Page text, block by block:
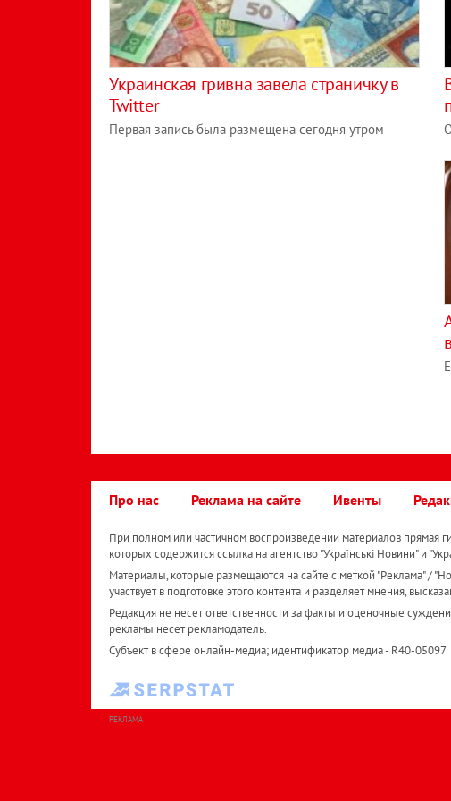
Украинская гривна завела страничку в
Twitter
Первая запись была размещена сегодня утром
Про нас Реклама на сайте Ивенты
При полном или частичном воспроизведении материалов прямая
которых содержится ссылка на агентство "Українськi Новини" и
Материалы, которые размещаются на сайте с меткой "Реклама" /
участвует в подготовке этого контента и разделяет мнения,
Редакция не несет ответственности за факты и оценочные
рекламы несет рекламодатель.
Субъект в сфере онлайн-медиа; идентификатор медиа - R40-05097
РЕКЛАМА